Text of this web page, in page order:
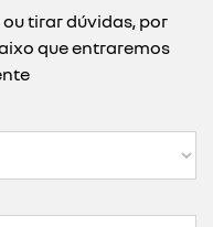
tirar dúvidas, por
que entraremos